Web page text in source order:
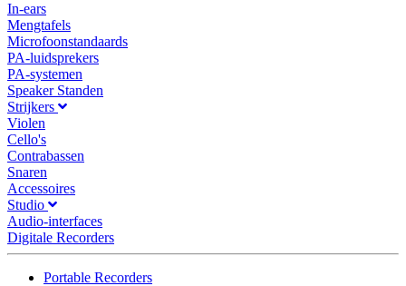
In-ears
Mengtafels
Microfoonstandaards
PA-luidsprekers
PA-systemen
Speaker Standen
Strijkers
Violen
Cello's
Contrabassen
Snaren
Accessoires
Studio
Audio-interfaces
Digitale Recorders
Portable Recorders